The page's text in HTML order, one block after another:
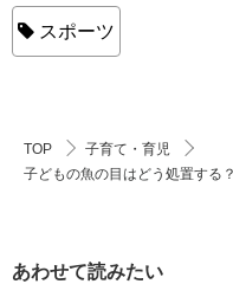
スポーツ
TOP
子育て・育児
子どもの魚の目はどう処置する
あわせて読みたい